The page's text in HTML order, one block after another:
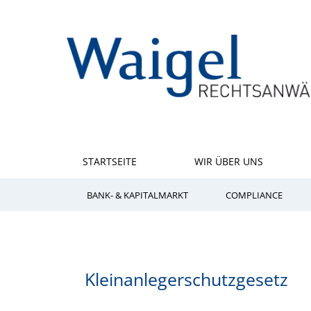
STARTSEITE WIR ÜBER UNS
BANK- & KAPITALMARKT COMPLIANCE
Kleinanlegerschutzgesetz